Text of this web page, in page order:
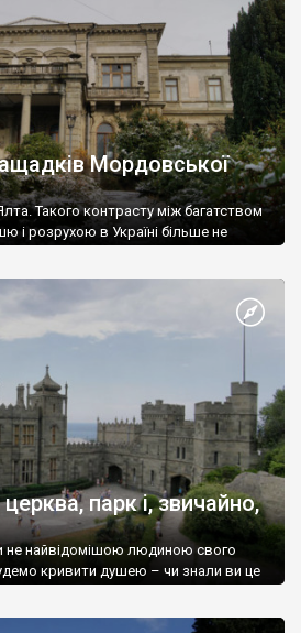
Мордовської
Такого контрасту між багатством
і розрухою в Україні більше не
парк і, звичайно,
не найвідомішою людиною свого
кривити душею – чи знали ви це